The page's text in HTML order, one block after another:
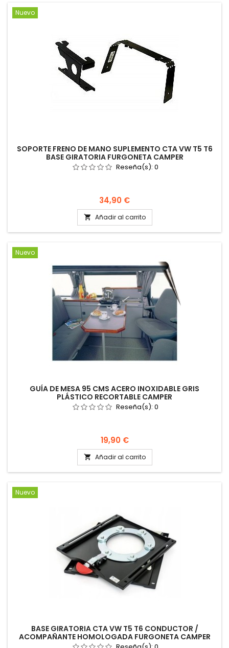
Nuevo
SOPORTE FRENO DE MANO SUPLEMENTO CTA VW T5 T6
BASE GIRATORIA FURGONETA CAMPER
Reseña(s): 0
Precio
34,90 €
 Añadir al carrito
Nuevo
GUÍA DE MESA 95 CMS ACERO INOXIDABLE GRIS
PLÁSTICO RECORTABLE CAMPER
Reseña(s): 0
Precio
19,90 €
 Añadir al carrito
Nuevo
BASE GIRATORIA CTA VW T5 T6 CONDUCTOR /
ACOMPAÑANTE HOMOLOGADA FURGONETA CAMPER